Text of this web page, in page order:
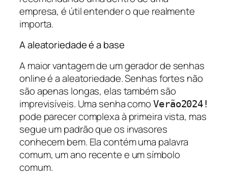
empresa, é útil entender o que realmente
importa.
A aleatoriedade é a base
A maior vantagem de um gerador de senhas
online é a aleatoriedade. Senhas fortes não
são apenas longas, elas também são
imprevisíveis. Uma senha como Verão2024!
pode parecer complexa à primeira vista, mas
segue um padrão que os invasores
conhecem bem. Ela contém uma palavra
comum, um ano recente e um símbolo
comum.